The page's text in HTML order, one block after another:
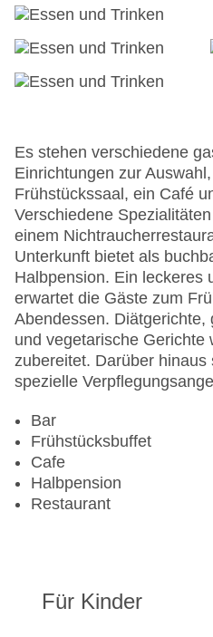
Minimarkt
Anzahl der Aufzüge: 1
Zimmerservice
Pools:Indoor Pool,
am Pool, Liegen am Pool
Landeskategorie: 3
Es stehen verschiedene
Einrichtungen zur
Frühstückssaal, ein Café
Verschiedene
einem
Unterkunft bietet als
Halbpension. Ein leckeres
erwartet die Gäste zum
Abendessen. Diätgerichte,
und vegetarische Gerichte
zubereitet. Darüber
spezielle
Bar
Frühstücksbuffet
Cafe
Halbpension
Restaurant
Für Kinder